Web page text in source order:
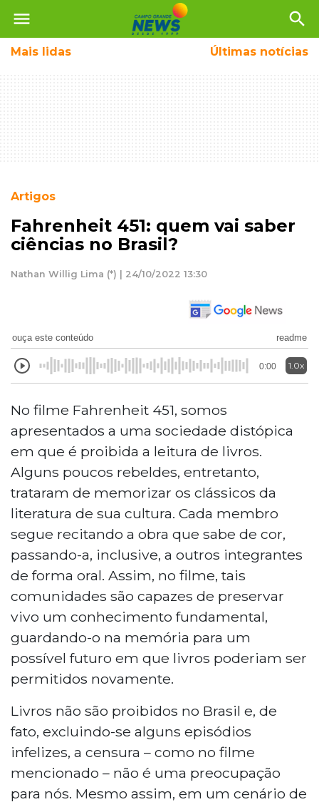
menu search
Mais lidas Últimas notícias
Artigos
Fahrenheit 451: quem vai saber
ciências no Brasil?
Nathan Willig Lima (*) | 24/10/2022 13:30
ouça este conteúdo readme
0:00 1.0x
No filme Fahrenheit 451, somos
apresentados a uma sociedade distópica
em que é proibida a leitura de livros.
Alguns poucos rebeldes, entretanto,
trataram de memorizar os clássicos da
literatura de sua cultura. Cada membro
segue recitando a obra que sabe de cor,
passando-a, inclusive, a outros integrantes
de forma oral. Assim, no filme, tais
comunidades são capazes de preservar
vivo um conhecimento fundamental,
guardando-o na memória para um
possível futuro em que livros poderiam ser
permitidos novamente.
Livros não são proibidos no Brasil e, de
fato, excluindo-se alguns episódios
infelizes, a censura – como no filme
mencionado – não é uma preocupação
para nós. Mesmo assim, em um cenário de